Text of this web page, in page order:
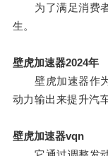
为了满足消费者
生。
壁虎加速器2024年
壁虎加速器作为
动力输出来提升汽
壁虎加速器vqn